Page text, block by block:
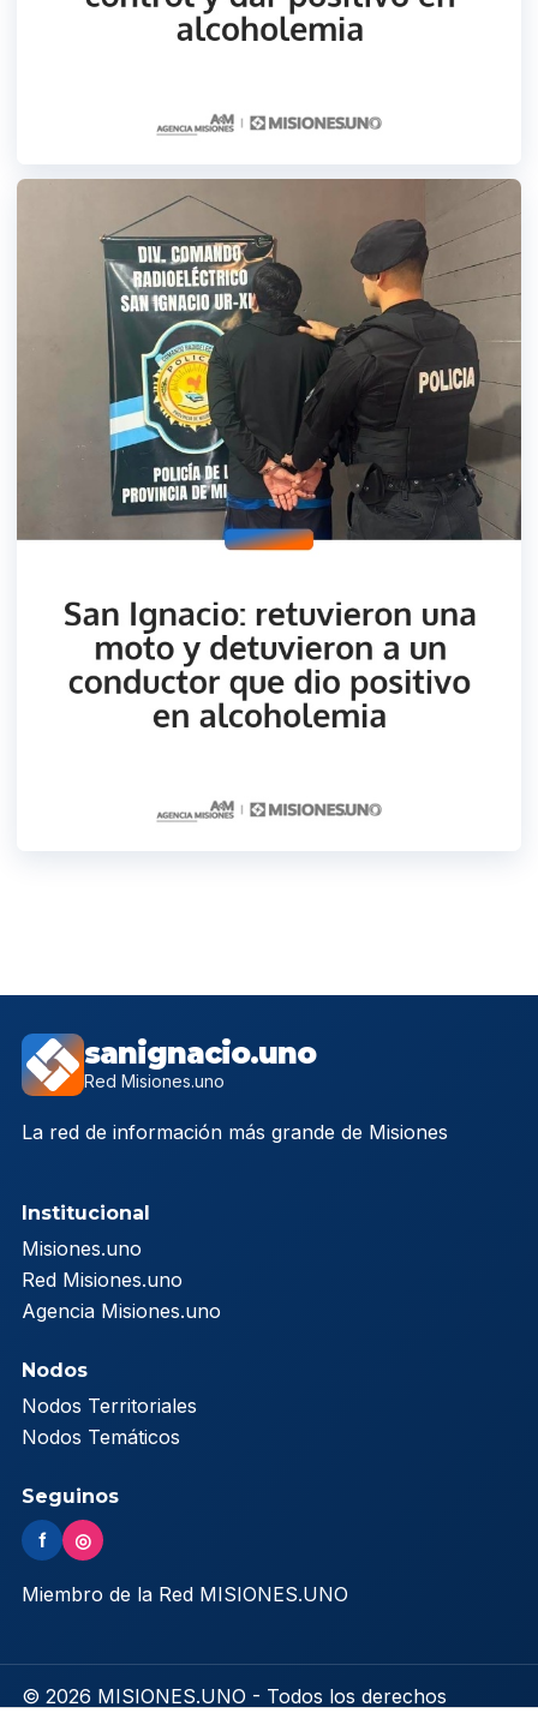
sanignacio.uno
Red Misiones.uno
La red de información más grande de Misiones
Institucional
Misiones.uno
Red Misiones.uno
Agencia Misiones.uno
Nodos
Nodos Territoriales
Nodos Temáticos
Seguinos
f ◎
Miembro de la Red MISIONES.UNO
© 2026 MISIONES.UNO - Todos los derechos